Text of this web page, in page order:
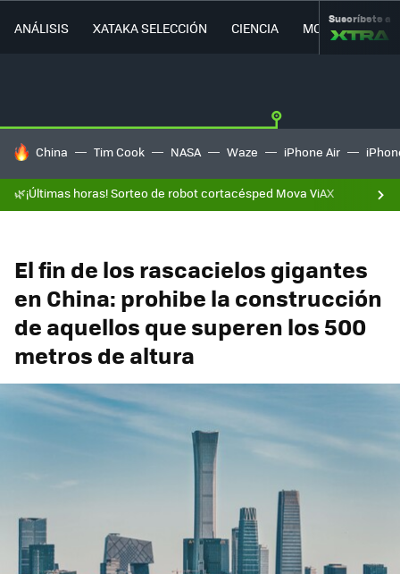
ANÁLISIS XATAKA SELECCIÓN CIENCIA MOVILIDAD
Suscríbete a
HOY SE HABLA DE
China Tim Cook NASA Waze iPhone Air
🌿¡Últimas horas! Sorteo de robot cortacésped Mova ViAX
El fin de los rascacielos gigantes
en China: prohibe la construcción
de aquellos que superen los 500
metros de altura